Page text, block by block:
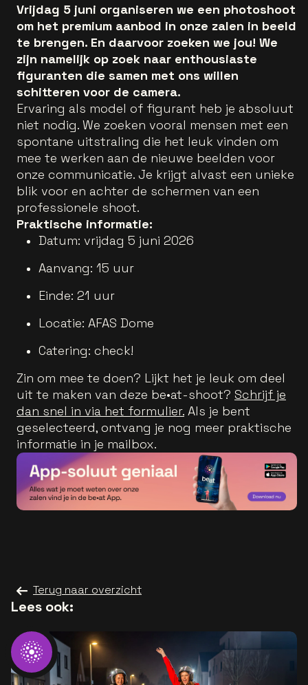
Vrijdag 5 juni organiseren we een photoshoot
om het premium aanbod in onze zalen in beeld
te brengen. En daarvoor zoeken we jou! We
zijn namelijk op zoek naar enthousiaste
figuranten die samen met ons willen
schitteren voor de camera.
Ervaring als model of figurant heb je absoluut
niet nodig. We zoeken vooral mensen met een
spontane uitstraling die het leuk vinden om
mee te werken aan de nieuwe beelden voor
onze communicatie. Je krijgt alvast een unieke
blik voor en achter de schermen van een
professionele shoot.
Praktische informatie:
Datum: vrijdag 5 juni 2026
Aanvang: 15 uur
Einde: 21 uur
Locatie: AFAS Dome
Catering: check!
Zin om mee te doen? Lijkt het je leuk om deel
uit te maken van deze be•at-shoot? Schrijf je
dan snel in via het formulier. Als je bent
geselecteerd, ontvang je nog meer praktische
informatie in je mailbox.
Terug naar overzicht
Lees ook: